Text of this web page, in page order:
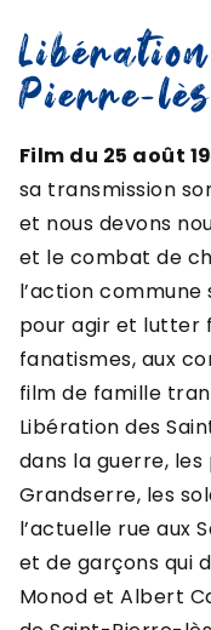
Pierre-
Film du 25 août
sa transmission
et nous devons
et le combat de
l’action
pour agir et lutter
fanatismes, aux
film de famille
Libération des
dans la guerre,
Grandserre, les
l’actuelle rue aux
et de garçons qui
Monod et Albert